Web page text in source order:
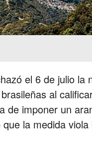
el 6 de julio
al
de imponer un
la medida